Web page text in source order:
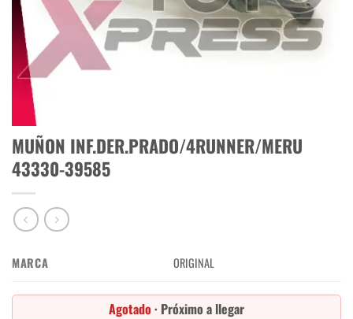
MUÑON INF.DER.PRADO/4RUNNER/MERU
43330-39585
MARCA ORIGINAL
Agotado · Próximo a llegar